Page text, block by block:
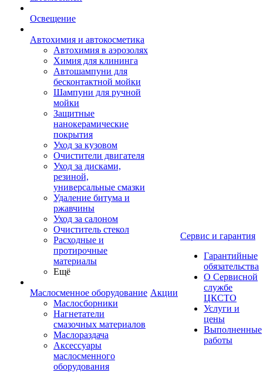
Освещение
Автохимия и автокосметика
Автохимия в аэрозолях
Химия для клининга
Автошампуни для
бесконтактной мойки
Шампуни для ручной
мойки
Защитные
нанокерамические
покрытия
Уход за кузовом
Очистители двигателя
Уход за дисками,
резиной,
универсальные смазки
Удаление битума и
ржавчины
Уход за салоном
Очиститель стекол
Расходные и
протирочные
материалы
Ещё
Маслосменное оборудование
Маслосборники
Нагнетатели
смазочных материалов
Маслораздача
Аксессуары
маслосменного
оборудования
Акции
Сервис и гарантия
Гарантийные
обязательства
О Сервисной
службе
ЦКСТО
Услуги и
цены
Выполненные
работы